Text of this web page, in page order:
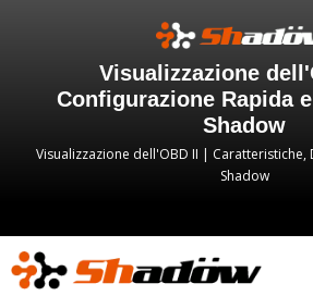
Visualizzazione
Configurazione Rapida
Shadow
Visualizzazione dell'OBD II | Caratteristiche,
Shadow